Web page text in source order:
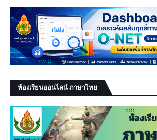
ห้องเรียนออนไลน์ ภาษาไทย